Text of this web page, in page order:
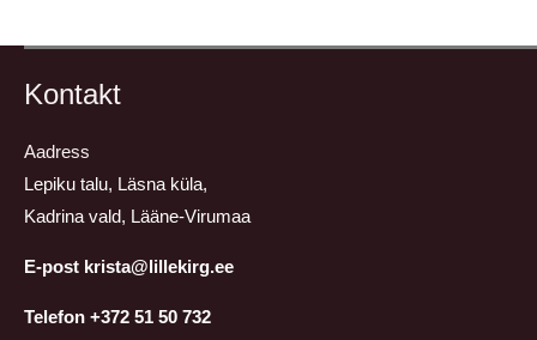
Kontakt
Aadress
Lepiku talu, Läsna küla,
Kadrina vald, Lääne-Virumaa
E-post krista@lillekirg.ee
Telefon +372 51 50 732